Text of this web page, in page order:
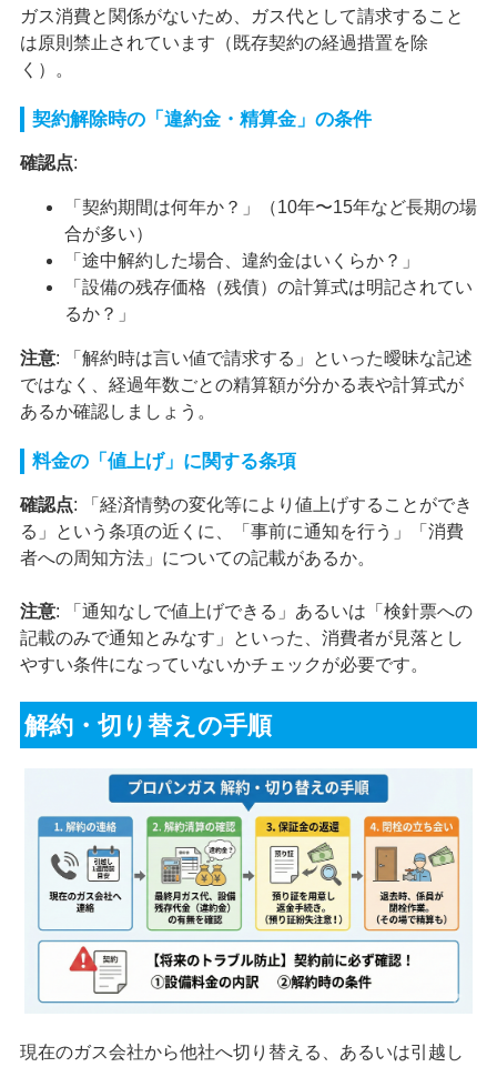
ガス消費と関係がないため、ガス代として請求すること
は原則禁止されています（既存契約の経過措置を除
く）。
契約解除時の「違約金・精算金」の条件
確認点:
「契約期間は何年か？」（10年〜15年など長期の場
合が多い）
「途中解約した場合、違約金はいくらか？」
「設備の残存価格（残債）の計算式は明記されてい
るか？」
注意: 「解約時は言い値で請求する」といった曖昧な記述
ではなく、経過年数ごとの精算額が分かる表や計算式が
あるか確認しましょう。
料金の「値上げ」に関する条項
確認点: 「経済情勢の変化等により値上げすることができ
る」という条項の近くに、「事前に通知を行う」「消費
者への周知方法」についての記載があるか。
注意: 「通知なしで値上げできる」あるいは「検針票への
記載のみで通知とみなす」といった、消費者が見落とし
やすい条件になっていないかチェックが必要です。
解約・切り替えの手順
現在のガス会社から他社へ切り替える、あるいは引越し